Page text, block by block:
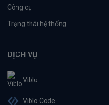
Công cụ
Trạng thái hệ thống
DỊCH VỤ
Viblo
Viblo Code